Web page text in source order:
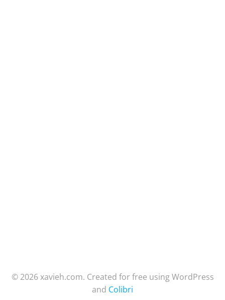
© 2026 xavieh.com. Created for free using WordPress
and Colibri